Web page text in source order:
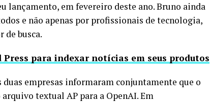
em fevereiro deste ano. Bruno ainda
e não apenas por profissionais de tecnologia,
de busca.
para indexar notícias em seus produtos
empresas informaram conjuntamente que o
textual AP para a OpenAI. Em